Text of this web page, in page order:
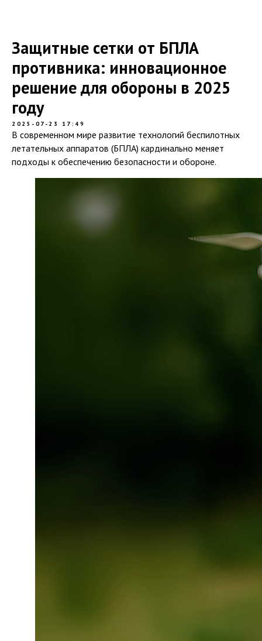
Защитные сетки от БПЛА
противника: инновационное
решение для обороны в 2025
году
2025-07-23 17:49
В современном мире развитие технологий беспилотных
летательных аппаратов (БПЛА) кардинально меняет
подходы к обеспечению безопасности и обороне.